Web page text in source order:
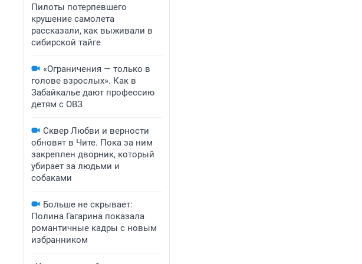
Пилоты потерпевшего
крушение самолета
рассказали, как выживали в
сибирской тайге
«Ограничения — только в
голове взрослых». Как в
Забайкалье дают профессию
детям с ОВЗ
Сквер Любви и верности
обновят в Чите. Пока за ним
закреплен дворник, который
убирает за людьми и
собаками
Больше не скрывает:
Полина Гагарина показала
романтичные кадры с новым
избранником